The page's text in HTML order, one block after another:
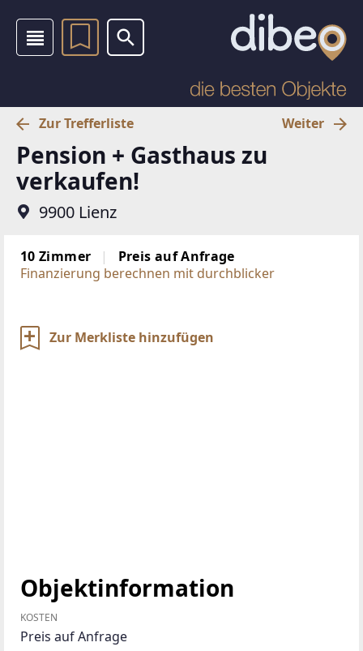
Zur Trefferliste Weiter
Pension + Gasthaus zu
verkaufen!
9900 Lienz
10 Zimmer
Preis auf Anfrage
Finanzierung berechnen mit durchblicker
Zur Merkliste hinzufügen
Objektinformation
KOSTEN
Preis auf Anfrage